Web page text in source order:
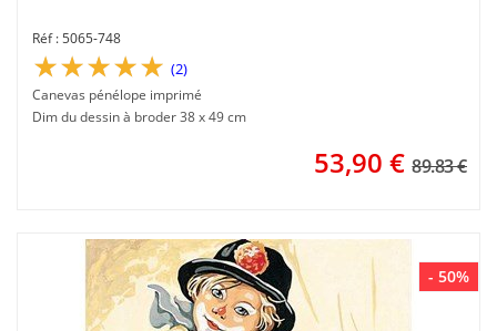
5065-748
(2)
Canevas pénélope imprimé
Dim du dessin à broder 38 x 49 cm
53,90 € 89.83 €
- 50%